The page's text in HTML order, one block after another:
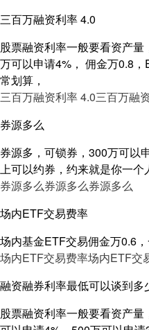
三百万融资利率 4.0
股票融资利率一般要看资产
万可以申请4%， 佣金万0.8
常划算，
三百万融资利率 4.0三百万融
券源多么
券源多，可锁券，300万可以
上可以约券，约来就是你一个
券源多么券源多么券源多么
场内ETF交易费率
场内基金ETF交易佣金万0.6
场内ETF交易费率场内ETF交
融资融券利率最低可以谈到多
股票融资利率一般要看资产